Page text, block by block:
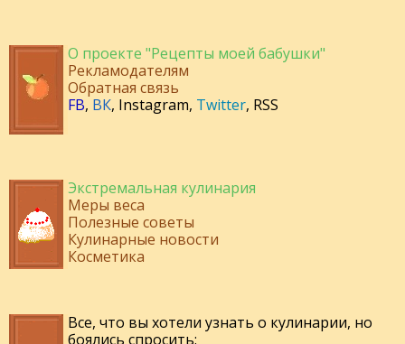
О проекте "Рецепты моей бабушки"
Рекламодателям
Обратная связь
FB, ВК, Instagram, Twitter, RSS
Экстремальная кулинария
Меры веса
Полезные советы
Кулинарные новости
Косметика
Все, что вы хотели узнать о кулинарии, но
боялись спросить: